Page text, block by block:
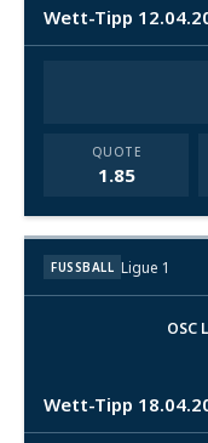
Wett-Tipp
QUOTE
1.85
FUSSBALL Ligue 1
OSC
Wett-Tipp